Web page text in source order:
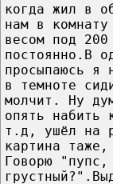
когда жил в
нам в комнату
весом под
постоянно.В
просыпаюсь я
в темноте
молчит. Ну
опять набить
т.д, ушёл на
картина
Говорю